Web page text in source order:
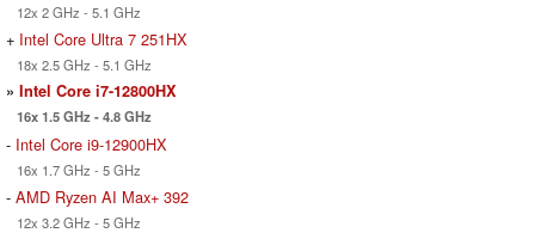
12x 2 GHz - 5.1 GHz
+ Intel Core Ultra 7 251HX
18x 2.5 GHz - 5.1 GHz
» Intel Core i7-12800HX
16x 1.5 GHz - 4.8 GHz
- Intel Core i9-12900HX
16x 1.7 GHz - 5 GHz
- AMD Ryzen AI Max+ 392
12x 3.2 GHz - 5 GHz